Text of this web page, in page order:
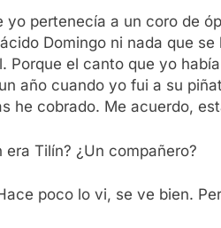
pertenecía a un coro de
Domingo ni nada que
Porque el canto que yo
año cuando yo fui a su
he cobrado. Me acuerdo,
Tilín? ¿Un compañero?
poco lo vi, se ve bien.